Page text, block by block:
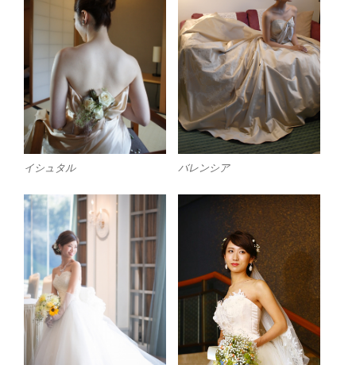
イシュタル バレンシア